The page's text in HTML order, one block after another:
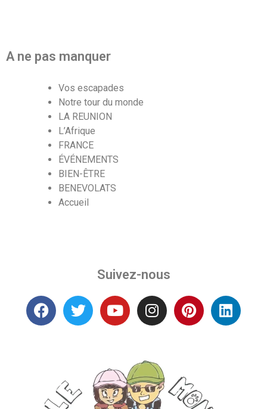
A ne pas manquer
Vos escapades
Notre tour du monde
LA REUNION
L’Afrique
FRANCE
ÉVÉNEMENTS
BIEN-ÊTRE
BENEVOLATS
Accueil
Suivez-nous